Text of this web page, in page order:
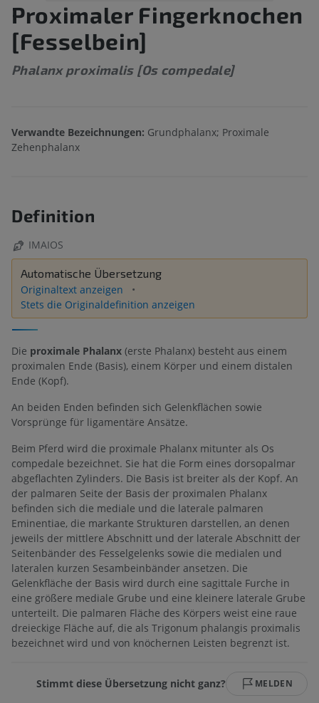
Proximaler Fingerknochen
[Fesselbein]
Phalanx proximalis [Os compedale]
Verwandte Bezeichnungen: Grundphalanx; Proximale
Zehenphalanx
Definition
IMAIOS
Automatische Übersetzung
Originaltext anzeigen
Stets die Originaldefinition anzeigen
Die proximale Phalanx (erste Phalanx) besteht aus einem
proximalen Ende (Basis), einem Körper und einem distalen
Ende (Kopf).
An beiden Enden befinden sich Gelenkflächen sowie
Vorsprünge für ligamentäre Ansätze.
Beim Pferd wird die proximale Phalanx mitunter als Os
compedale bezeichnet. Sie hat die Form eines dorsopalmar
abgeflachten Zylinders. Die Basis ist breiter als der Kopf. An
der palmaren Seite der Basis der proximalen Phalanx
befinden sich die mediale und die laterale palmaren
Eminentiae, die markante Strukturen darstellen, an denen
jeweils der mittlere Abschnitt und der laterale Abschnitt der
Seitenbänder des Fesselgelenks sowie die medialen und
lateralen kurzen Sesambeinbänder ansetzen. Die
Gelenkfläche der Basis wird durch eine sagittale Furche in
eine größere mediale Grube und eine kleinere laterale Grube
unterteilt. Die palmaren Fläche des Körpers weist eine raue
dreieckige Fläche auf, die als Trigonum phalangis proximalis
bezeichnet wird und von knöchernen Leisten begrenzt ist.
Stimmt diese Übersetzung nicht ganz? MELDEN